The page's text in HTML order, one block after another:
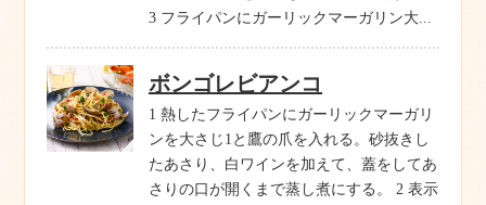
3 フライパンにガーリックマーガリン大...
ボンゴレビアンコ
1 熱したフライパンにガーリックマーガリ
ンを大さじ1と鷹の爪を入れる。砂抜きし
たあさり、白ワインを加えて、蓋をしてあ
さりの口が開くまで蒸し煮にする。 2 表示